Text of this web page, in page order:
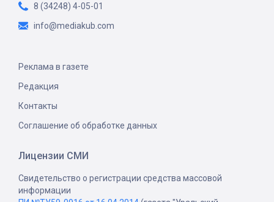
8 (34248) 4-05-01
info@mediakub.com
Реклама в газете
Редакция
Контакты
Соглашение об обработке данных
Лицензии СМИ
Свидетельство о регистрации средства массовой
информации